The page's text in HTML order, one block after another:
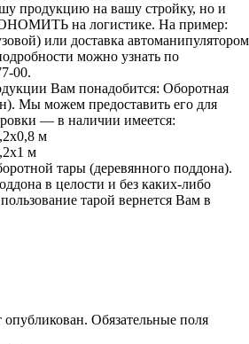
продукцию на вашу стройку, но и
на логистике. На пример:
или доставка автоманипулятором
можно узнать по
00.
Вам понадобится: Оборотная
Мы можем предоставить его для
— в наличии имеется:
м
м
тары (деревянного поддона).
в целости и без каких-либо
тарой вернется Вам в
опубликован. Обязательные поля